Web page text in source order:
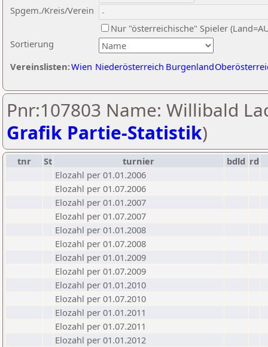
Sortierung
Spgem./Kreis/Verein
Nur "österreichische" Spieler
Vereinslisten:Wien Niederösterreich Burgenland
Pnr:107803 Name: Willibald
Grafik Partie-Statistik)
tnr St turnier bdld rd
Elozahl per 01.01.2006
Elozahl per 01.07.2006
Elozahl per 01.01.2007
Elozahl per 01.07.2007
Elozahl per 01.01.2008
Elozahl per 01.07.2008
Elozahl per 01.01.2009
Elozahl per 01.07.2009
Elozahl per 01.01.2010
Elozahl per 01.07.2010
Elozahl per 01.01.2011
Elozahl per 01.07.2011
Elozahl per 01.01.2012